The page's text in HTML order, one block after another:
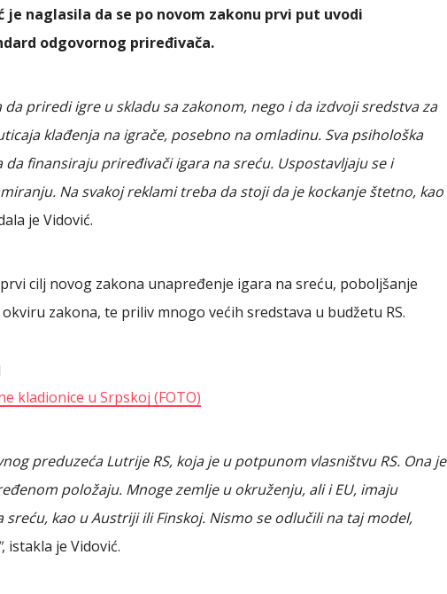
je naglasila da se po novom zakonu prvi put uvodi
odgovornog priređivača.
da priredi igre u skladu sa zakonom, nego i da izdvoji sredstva za
klađenja na igrače, posebno na omladinu. Sva psihološka
finansiraju priređivači igara na sreću. Uspostavljaju se i
Na svakoj reklami treba da stoji da je kockanje štetno, kao
je Vidović.
cilj novog zakona unapređenje igara na sreću, poboljšanje
zakona, te priliv mnogo većih sredstava u budžetu RS.
kladionice u Srpskoj (FOTO)
preduzeća Lutrije RS, koja je u potpunom vlasništvu RS. Ona je
položaju. Mnoge zemlje u okruženju, ali i EU, imaju
kao u Austriji ili Finskoj. Nismo se odlučili na taj model,
, istakla je Vidović.